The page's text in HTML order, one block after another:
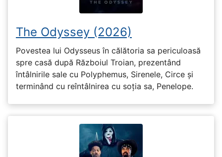
The Odyssey (2026)
Povestea lui Odysseus în călătoria sa periculoasă
spre casă după Războiul Troian, prezentând
întâlnirile sale cu Polyphemus, Sirenele, Circe și
terminând cu reîntâlnirea cu soția sa, Penelope.